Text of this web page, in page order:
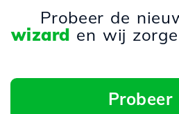
Probeer de
wizard en wij
Probeer